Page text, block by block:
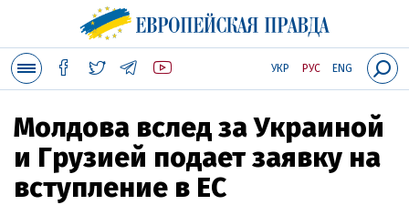
УКР РУС ENG
Молдова вслед за Украиной
и Грузией подает заявку на
вступление в ЕС